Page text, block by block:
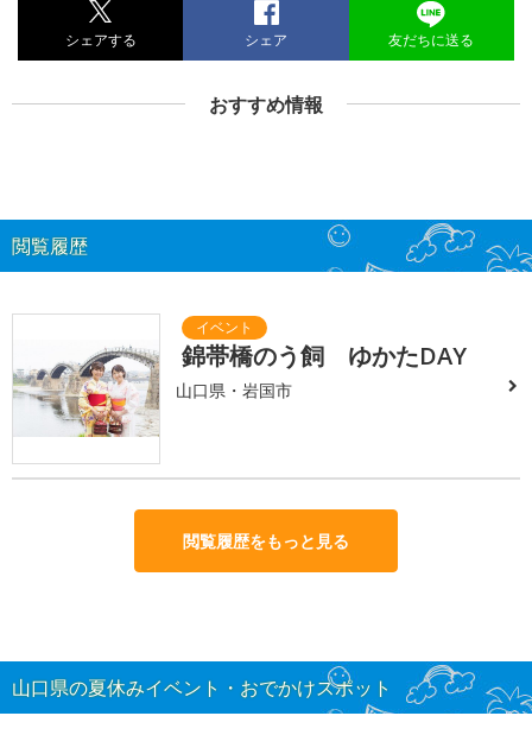
シェアする シェア 友だちに送る
おすすめ情報
閲覧履歴
錦帯橋のう飼 ゆかたDAY
山口県・岩国市
閲覧履歴をもっと見る
山口県の夏休みイベント・おでかけスポット